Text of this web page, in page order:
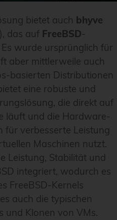
bietet auch bhyve
), das auf FreeBSD-
wurde ursprünglich für
aber mittlerweile auch
basierten Distributionen
eine robuste und
die direkt auf
läuft und die Hardware-
für verbesserte Leistung
Maschinen nutzt.
Leistung, Stabilität und
integriert, wodurch es
FreeBSD-Kernels
auch die typischen
und Klonen von VMs.